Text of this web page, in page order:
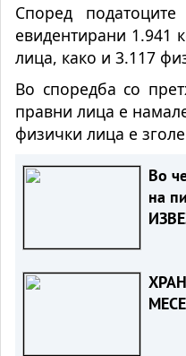
Според
евидентирани 1.941
лица, како и 3.117
Во споредба со
правни лица е
физички лица е
Во
на